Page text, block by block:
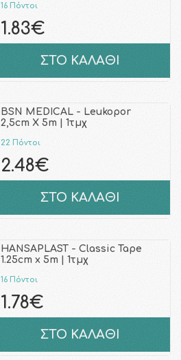
16 Πόντοι
1.83€
ΣΤΟ ΚΑΛΑΘΙ
BSN MEDICAL - Leukopor
2,5cm Χ 5m | 1τμχ
22 Πόντοι
2.48€
ΣΤΟ ΚΑΛΑΘΙ
HANSAPLAST - Classic Tape
1.25cm x 5m | 1τμχ
16 Πόντοι
1.78€
ΣΤΟ ΚΑΛΑΘΙ